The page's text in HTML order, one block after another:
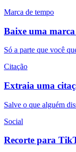
Marca de tempo
Baixe uma marca
Só a parte que você
Citação
Extraia uma
Salve o que alguém
Social
Recorte para